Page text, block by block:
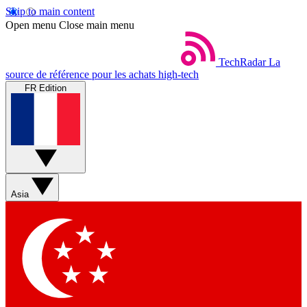
Skip to main content
Open menu Close main menu
TechRadar La
source de référence pour les achats high-tech
FR Edition
Asia